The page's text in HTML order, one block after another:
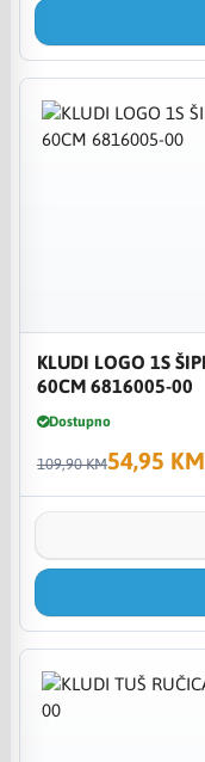
KLUDI LOGO 1S
60CM 6816005-00
Dostupno
109,90 KM54,95 KM